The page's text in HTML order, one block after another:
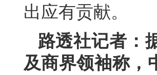
出应有贡献。
路透社记者：
及商界领袖称，